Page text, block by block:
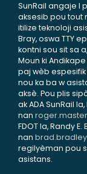
SunRail angaje l
aksesib pou tout
itilize teknoloji
Bray, oswa TTY
kontni sou sit sa
Moun ki
paj wèb
nou ka ba w
aksè. Pou plis
ak ADA SunRail
nan
FDOT la, Randy E.
nan
regilyèman pou
asistans.